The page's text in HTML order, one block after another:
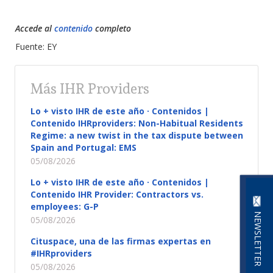
NEWSLETTER
Accede al contenido completo
Fuente: EY
Más IHR Providers
Lo + visto IHR de este año · Contenidos |
Contenido IHRproviders: Non-Habitual Residents
Regime: a new twist in the tax dispute between
Spain and Portugal: EMS
05/08/2026
Lo + visto IHR de este año · Contenidos |
Contenido IHR Provider: Contractors vs.
employees: G-P
05/08/2026
Cituspace, una de las firmas expertas en
#IHRproviders
05/08/2026